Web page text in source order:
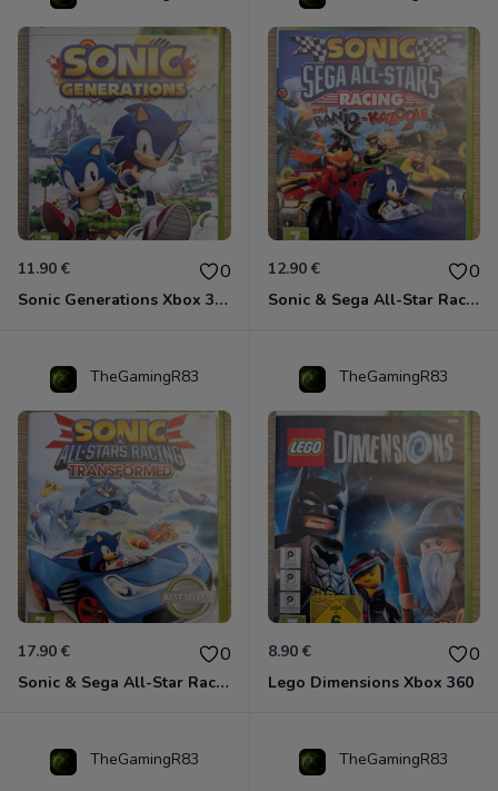
11.90 € 0
Sonic Generations Xbox 360
12.90 € 0
Sonic & Sega All-Star Racing avec Banjo-Kazooie Xbox 360
TheGamingR83
17.90 € 0
Sonic & Sega All-Star Racing - Transformed Xbox 360
TheGamingR83
8.90 € 0
Lego Dimensions Xbox 360
TheGamingR83 TheGamingR83